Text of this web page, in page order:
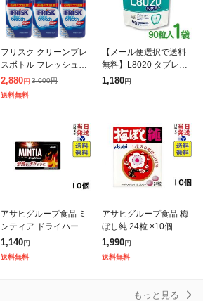
フリスク クリーンブレ
スボトル フレッシュミ
ント 105g クラシエ 5個
セット 青
2,880円 3,000円
送料無料
【メール便選択で送料
無料】L8020 タブレッ
ト ラクレッシュPRO L
1,180円
アサヒグループ食品 ミ
ンティア ドライハード
50粒(7g) ×10個 賞味期
限2027/06
1,140円
送料無料
アサヒグループ食品 梅
ぼし純 24粒 ×10個 賞味
期限2028/05
1,990円
送料無料
もっと見る